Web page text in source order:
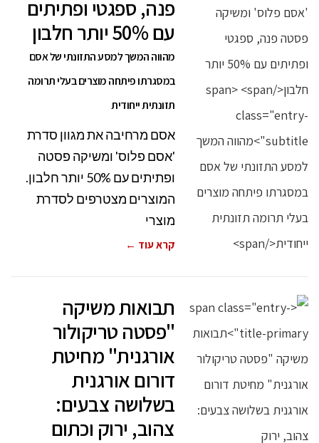
פנה, ספגטי ופתיתים
עם 50% יותר חלבון
מהווה המשך למסע התזונתי של אסם
במסגרתו פיתחה מוצרים בעלי תרומה
תזונתית ייחודית
אסם מרחיבה את מגוון סדרת
'אסם פלוס' ומשיקה פסטה
ופתיתים עם 50% יותר חלבון.
המוצרים מצטרפים לסדרת
מוצרי
קרא עוד ←
תבואות משיקה
"פסטה טריקולור
אורגנית" מחיטת
דורום אורגנית
בשלושה צבעים:
צהוב, ירוק וכתום